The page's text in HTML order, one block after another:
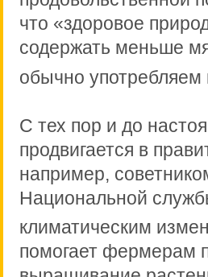
что «здоровое
содержать меньше
обычно
С тех пор и до
продвигается в
например,
Национальной
климатическим
помогает фермерам